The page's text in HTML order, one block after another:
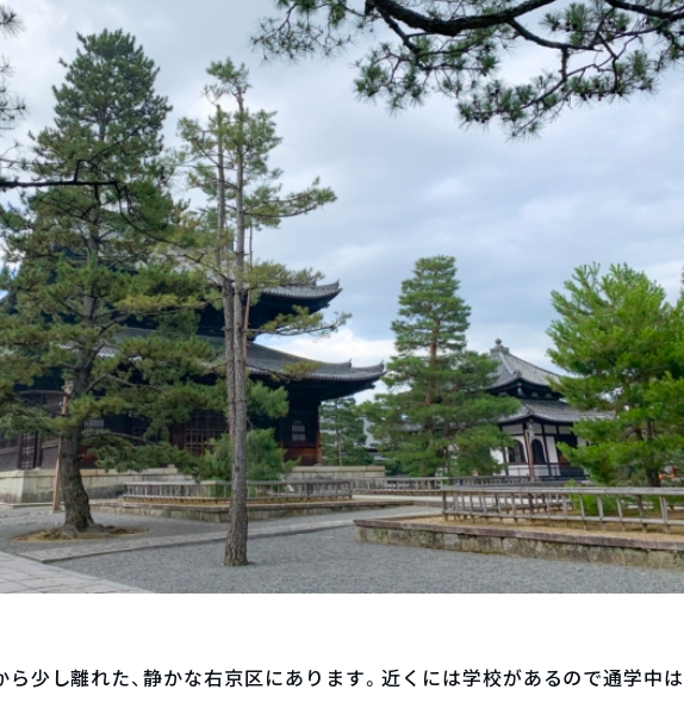
少し離れた、静かな右京区にあります。近くには学校があるので通学中は